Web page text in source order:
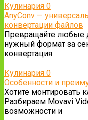
Кулинария 0
AnyConv —
конвертации файлов
Превращайте любые
нужный формат за
конвертация
Кулинария 0
Особенности и
Хотите монтировать
Разбираем Movavi
возможности и